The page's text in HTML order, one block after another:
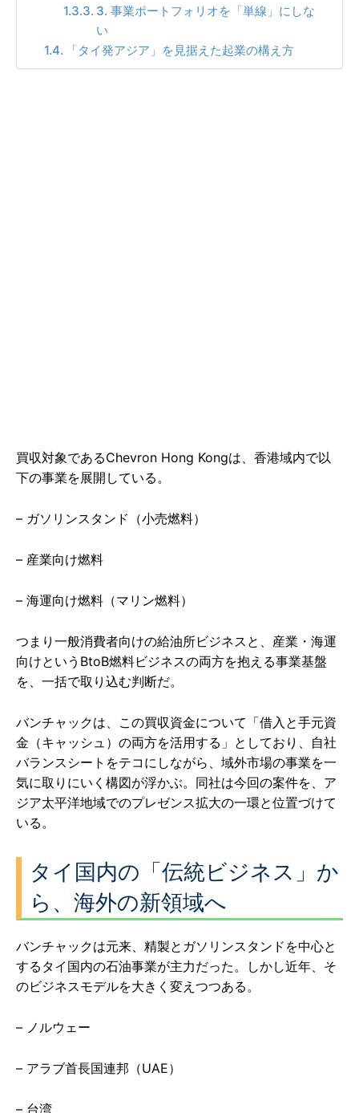
3. 事業ポートフォリオを「単線」にしな
い
「タイ発アジア」を見据えた起業の構え方
買収対象であるChevron Hong Kongは、香港域内で以
下の事業を展開している。
– ガソリンスタンド（小売燃料）
– 産業向け燃料
– 海運向け燃料（マリン燃料）
つまり一般消費者向けの給油所ビジネスと、産業・海運
向けというBtoB燃料ビジネスの両方を抱える事業基盤
を、一括で取り込む判断だ。
バンチャックは、この買収資金について「借入と手元資
金（キャッシュ）の両方を活用する」としており、自社
バランスシートをテコにしながら、域外市場の事業を一
気に取りにいく構図が浮かぶ。同社は今回の案件を、ア
ジア太平洋地域でのプレゼンス拡大の一環と位置づけて
いる。
タイ国内の「伝統ビジネス」か
ら、海外の新領域へ
バンチャックは元来、精製とガソリンスタンドを中心と
するタイ国内の石油事業が主力だった。しかし近年、そ
のビジネスモデルを大きく変えつつある。
– ノルウェー
– アラブ首長国連邦（UAE）
– 台湾